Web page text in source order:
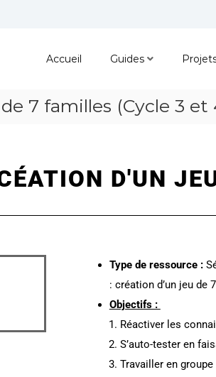
Accueil Guides
7 familles (Cycle 3 et
D'UN
Type de ressource :
: création d’un jeu de
Objectifs :
Réactiver les
S’auto-tester en
Travailler en